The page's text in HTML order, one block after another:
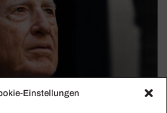
Einstellungen